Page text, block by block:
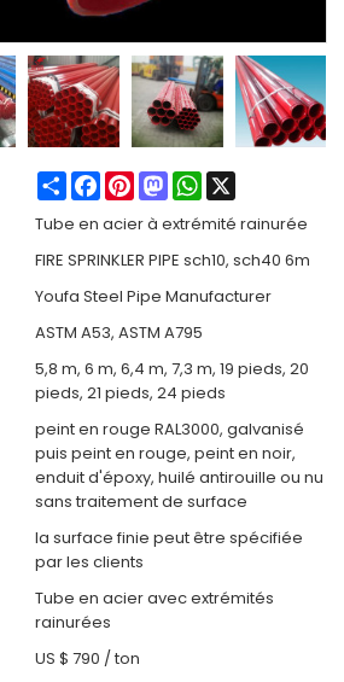
ShareFacebook
PinterestMastodonWhatsApp
Tube en acier à extrémité rainurée
FIRE SPRINKLER PIPE sch10, sch40 6m
Youfa Steel Pipe Manufacturer
ASTM A53, ASTM A795
5,8 m, 6 m, 6,4 m, 7,3 m, 19 pieds, 20
pieds, 21 pieds, 24 pieds
peint en rouge RAL3000, galvanisé
puis peint en rouge, peint en noir,
enduit d'époxy, huilé antirouille ou nu
sans traitement de surface
la surface finie peut être spécifiée
par les clients
Tube en acier avec extrémités
rainurées
US $ 790 /ton